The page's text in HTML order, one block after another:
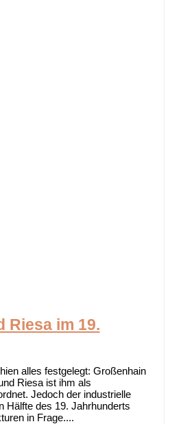
Riesa im 19.
alles festgelegt: Großenhain
Riesa ist ihm als
Jedoch der industrielle
Hälfte des 19. Jahrhunderts
in Frage....